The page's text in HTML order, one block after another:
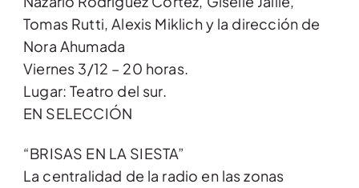
Tomas Rutti, Alexis Miklich y la dirección de
Nora Ahumada
Viernes 3/12 – 20 horas.
Lugar: Teatro del sur.
EN SELECCIÓN
“BRISAS EN LA SIESTA”
La centralidad de la radio en las zonas